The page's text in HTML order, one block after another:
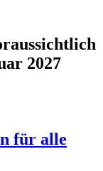
2027
für alle